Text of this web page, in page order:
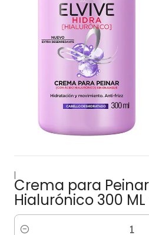
|
Crema para
Hialurónico 300 ML